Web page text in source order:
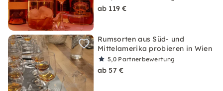
ab 119 €
Rumsorten aus Süd- und
Mittelamerika probieren in Wien
5,0 Partnerbewertung
ab 57 €